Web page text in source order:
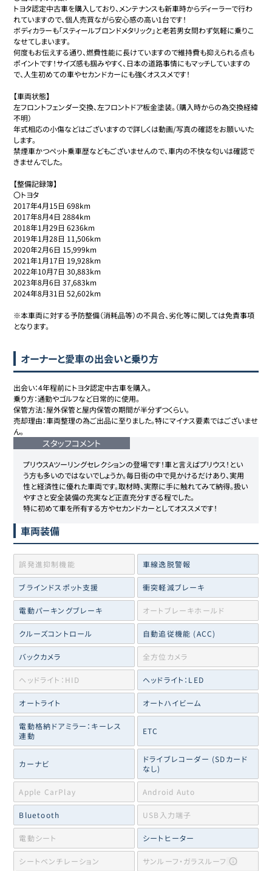
トヨタ認定中古車を購入しており、メンテナンスも新車時からディーラーで行わ
れていますので、個人売買ながら安心感の高い1台です！
ボディカラーも「スティールブロンドメタリック」と老若男女問わず気軽に乗りこ
なせてしまいます。
何度もお伝えする通り、燃費性能に長けていますので維持費も抑えられる点も
ポイントです！サイズ感も掴みやすく、日本の道路事情にもマッチしていますの
で、人生初めての車やセカンドカーにも強くオススメです！
【車両状態】
左フロントフェンダー交換、左フロントドア板金塗装。（購入時からの為交換経緯
不明）
年式相応の小傷などはございますので詳しくは動画/写真の確認をお願いいた
します。
禁煙車かつペット乗車歴などもございませんので、車内の不快な匂いは確認で
きませんでした。
【整備記録簿】
〇トヨタ
2017年4月15日 698km
2017年8月4日 2884km
2018年1月29日 6236km
2019年1月28日 11,506km
2020年2月6日 15,999km
2021年1月17日 19,928km
2022年10月7日 30,883km
2023年8月6日 37,683km
2024年8月31日 52,602km
※本車両に対する予防整備（消耗品等）の不具合、劣化等に関しては免責事項
となります。
オーナーと愛車の出会いと乗り方
出会い：4年程前にトヨタ認定中古車を購入。
乗り方：通勤やゴルフなど日常的に使用。
保管方法：屋外保管と屋内保管の期間が半分ずつくらい。
売却理由：車両整理の為ご出品に至りました。特にマイナス要素ではございませ
ん。
スタッフコメント
プリウスAツーリングセレクションの登場です！車と言えばプリウス！とい
う方も多いのではないでしょうか。毎日街の中で見かけるだけあり、実用
性と経済性に優れた車両です。取材時、実際に手に触れてみて納得。扱い
やすさと安全装備の充実など正直充分すぎる程でした。
特に初めて車を所有する方やセカンドカーとしてオススメです！
車両装備
誤発進抑制機能 車線逸脱警報
ブラインドスポット支援 衝突軽減ブレーキ
電動パーキングブレーキ オートブレーキホールド
クルーズコントロール 自動追従機能 (ACC)
バックカメラ 全方位カメラ
ヘッドライト：HID ヘッドライト：LED
オートライト オートハイビーム
電動格納ドアミラー：キーレス
連動
ETC
カーナビ
ドライブレコーダー (SDカード
なし)
Apple CarPlay Android Auto
Bluetooth USB入力端子
電動シート シートヒーター
シートベンチレーション サンルーフ・ガラスルーフ